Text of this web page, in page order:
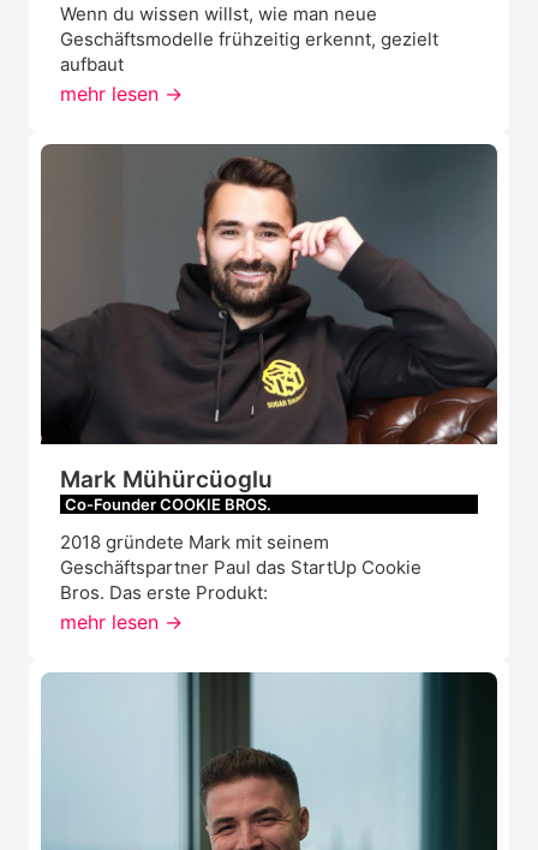
Wenn du wissen willst, wie man neue
Geschäftsmodelle frühzeitig erkennt, gezielt
aufbaut
mehr lesen ->
Mark Mühürcüoglu
Co-Founder COOKIE BROS.
2018 gründete Mark mit seinem
Geschäftspartner Paul das StartUp Cookie
Bros. Das erste Produkt:
mehr lesen ->